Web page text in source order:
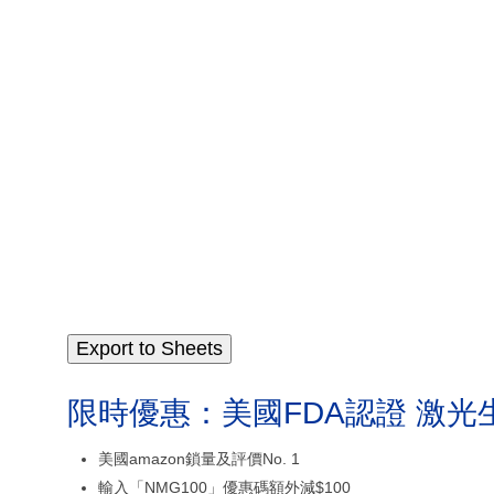
Export to Sheets
限時優惠：美國FDA認證 激光
美國amazon鎖量及評價No. 1
輸入「NMG100」優惠碼額外減$100